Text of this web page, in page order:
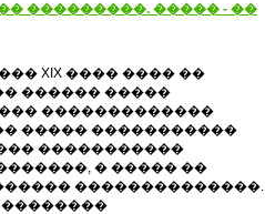
���������. ����� - ��
XIX ���� ���� ��
������ �����
�������������
����� �����������
�����������
� ����� ��
��������������.